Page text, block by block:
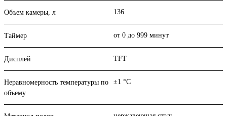
Объем камеры, л 136
Таймер от 0 до 999 минут
Дисплей TFT
Неравномерность температуры по
объему
±1 °С